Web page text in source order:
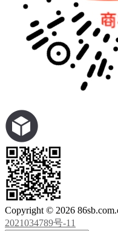
Copyright © 2026
2021034789号-11